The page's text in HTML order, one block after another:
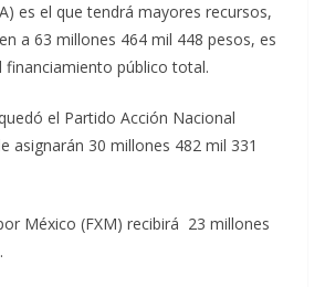
es el que tendrá mayores recursos,
a 63 millones 464 mil 448 pesos, es
financiamiento público total.
el Partido Acción Nacional
asignarán 30 millones 482 mil 331
México (FXM) recibirá 23 millones